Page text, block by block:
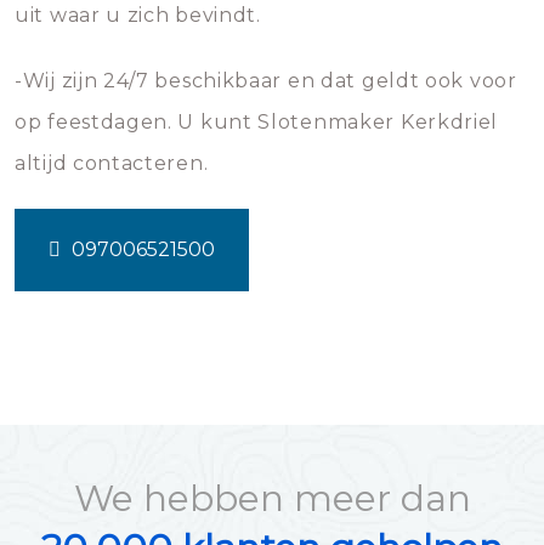
uit waar u zich bevindt.
-Wij zijn 24/7 beschikbaar en dat geldt ook voor
op feestdagen. U kunt Slotenmaker Kerkdriel
altijd contacteren.
097006521500
We hebben meer dan